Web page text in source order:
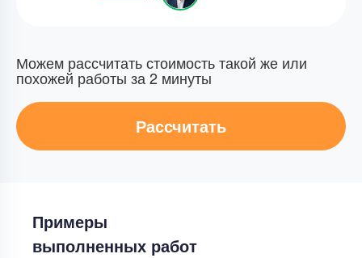
Можем рассчитать стоимость такой же или
похожей работы за 2 минуты
Рассчитать
Примеры
выполненных работ